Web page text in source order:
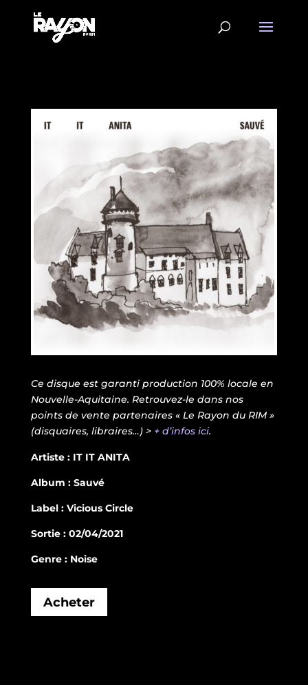
Ce disque est garanti production 100% locale en
Nouvelle-Aquitaine. Retrouvez-le dans nos
points de vente partenaires « Le Rayon du RIM »
(disquaires, libraires…) > + d’infos ici.
Artiste : IT IT ANITA
Album : Sauvé
Label : Vicious Circle
Sortie : 02/04/2021
Genre : Noise
Acheter